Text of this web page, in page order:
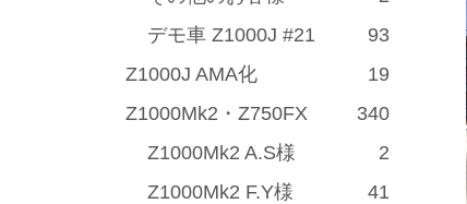
デモ車 Z1000J #21
93
Z1000J AMA化
19
Z1000Mk2・Z750FX
340
Z1000Mk2 A.S様
2
Z1000Mk2 F.Y様
41